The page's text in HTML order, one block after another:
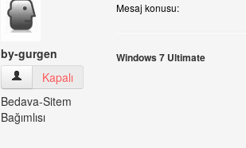
by-gurgen
by-gurgen Kullanıcının profilini görüntüle
Kapalı
Bedava-Sitem
Bağımlısı
Mesaj konusu:
Windows 7 Ultimate